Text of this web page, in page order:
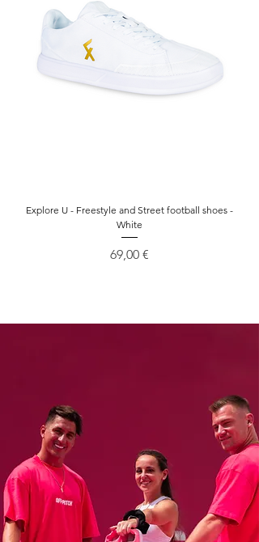
Explore U - Freestyle and Street football shoes -
White
Cena
69,00 €